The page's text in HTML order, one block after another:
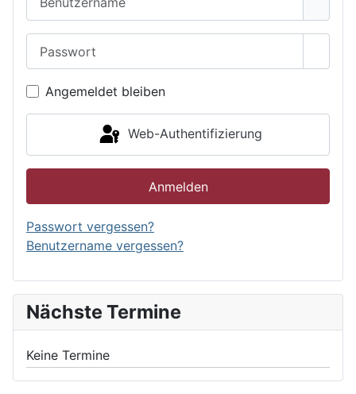
Angemeldet bleiben
Web-Authentifizierung
Anmelden
Passwort vergessen?
Benutzername vergessen?
Nächste Termine
Keine Termine